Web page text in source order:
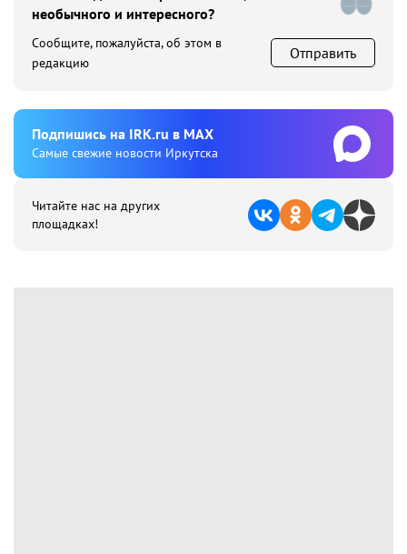
необычного и интересного?
Сообщите, пожалуйста, об этом в
редакцию
Отправить
Подпишиcь на IRK.ru в MAX
Cамые свежие новости Иркутска
Читайте нас на других
площадках!